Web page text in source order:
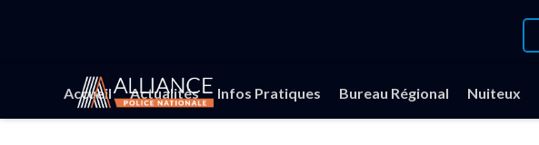
Accueil Actualités Infos Pratiques Bureau Régional Nuiteux